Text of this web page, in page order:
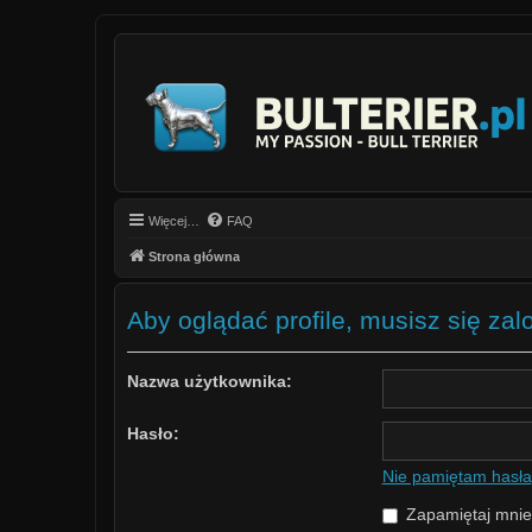
Więcej… FAQ
Strona główna
Aby oglądać profile, musisz się
Nazwa użytkownika:
Hasło:
Nie pamiętam hasła
Zapamiętaj mnie